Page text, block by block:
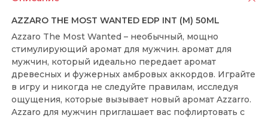
AZZARO THE MOST WANTED EDP INT (M) 50ML
Azzaro The Most Wanted – необычный, мощно
стимулирующий аромат для мужчин. аромат для
мужчин, который идеально передает аромат
древесных и фужерных амбровых аккордов. Играйте
в игру и никогда не следуйте правилам, исследуя
ощущения, которые вызывает новый аромат Azzarro.
Azzaro для мужчин приглашает вас пофлиртовать с